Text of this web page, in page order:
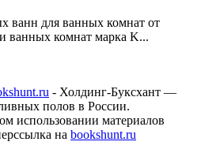
ванн для ванных комнат от
ванных комнат марка K...
- Холдинг-Буксхант —
полов в России.
использовании материалов
на bookshunt.ru